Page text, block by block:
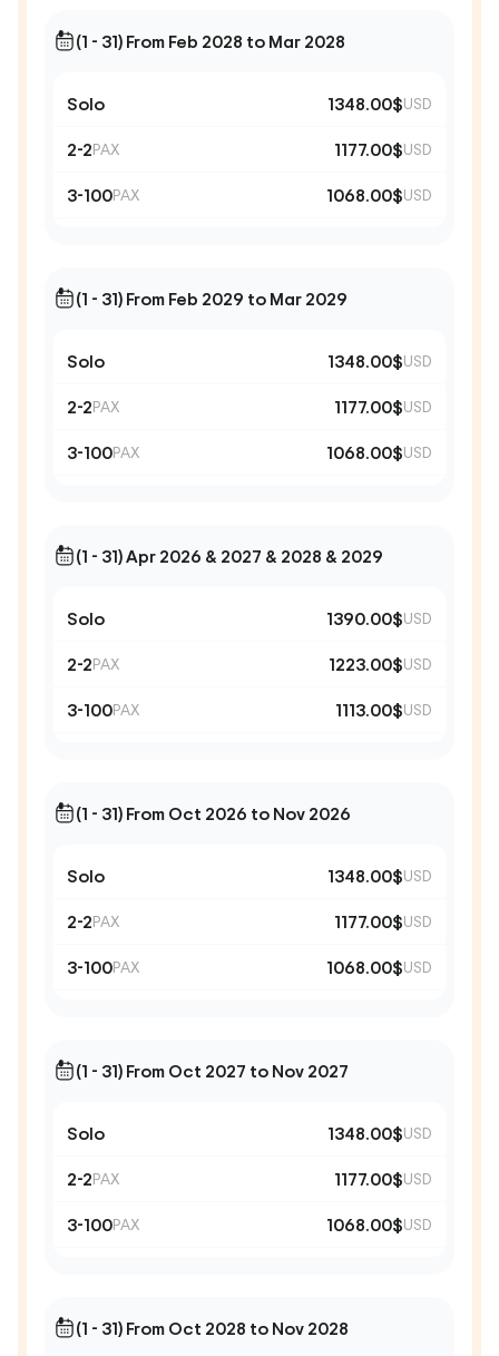
(1 - 31) From Feb 2028 to Mar 2028
Solo 1348.00$USD
2-2PAX 1177.00$USD
3-100PAX 1068.00$USD
(1 - 31) From Feb 2029 to Mar 2029
Solo 1348.00$USD
2-2PAX 1177.00$USD
3-100PAX 1068.00$USD
(1 - 31) Apr 2026 & 2027 & 2028 & 2029
Solo 1390.00$USD
2-2PAX 1223.00$USD
3-100PAX 1113.00$USD
(1 - 31) From Oct 2026 to Nov 2026
Solo 1348.00$USD
2-2PAX 1177.00$USD
3-100PAX 1068.00$USD
(1 - 31) From Oct 2027 to Nov 2027
Solo 1348.00$USD
2-2PAX 1177.00$USD
3-100PAX 1068.00$USD
(1 - 31) From Oct 2028 to Nov 2028